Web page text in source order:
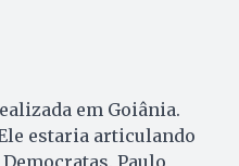
em Goiânia.
estaria articulando
Paulo